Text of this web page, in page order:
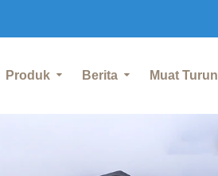
Produk Berita Muat Turun